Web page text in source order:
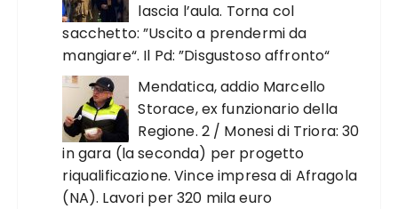
lascia l’aula. Torna col
sacchetto: ”Uscito a prendermi da
mangiare“. Il Pd: ”Disgustoso affronto“
Mendatica, addio Marcello
Storace, ex funzionario della
Regione. 2 / Monesi di Triora: 30
in gara (la seconda) per progetto
riqualificazione. Vince impresa di Afragola
(NA). Lavori per 320 mila euro